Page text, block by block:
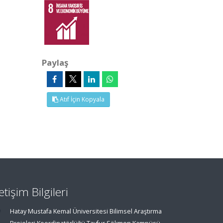
Paylaş
Atıf İçin Kopyala
Bilgileri
Hatay Mustafa Kemal Üniversitesi Bilimsel Araştırma